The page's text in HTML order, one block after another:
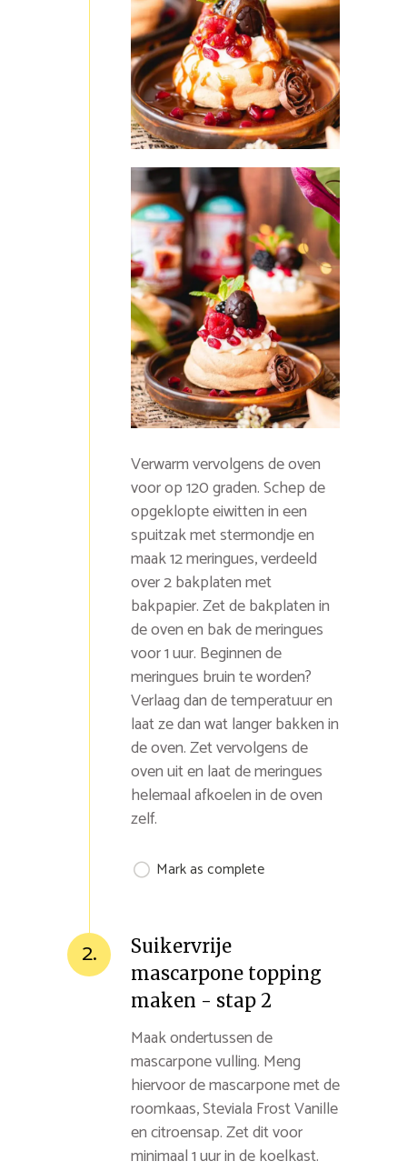
Verwarm vervolgens de oven
voor op 120 graden. Schep de
opgeklopte eiwitten in een
spuitzak met stermondje en
maak 12 meringues, verdeeld
over 2 bakplaten met
bakpapier. Zet de bakplaten in
de oven en bak de meringues
voor 1 uur. Beginnen de
meringues bruin te worden?
Verlaag dan de temperatuur en
laat ze dan wat langer bakken in
de oven. Zet vervolgens de
oven uit en laat de meringues
helemaal afkoelen in de oven
zelf.
Mark as complete
2.
Suikervrije
mascarpone topping
maken - stap 2
Maak ondertussen de
mascarpone vulling. Meng
hiervoor de mascarpone met de
roomkaas, Steviala Frost Vanille
en citroensap. Zet dit voor
minimaal 1 uur in de koelkast.